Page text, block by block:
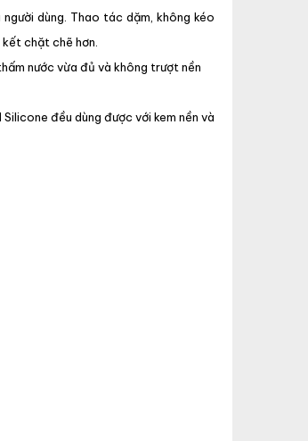
dùng. Thao tác dặm, không kéo
chặt chẽ hơn.
nước vừa đủ và không trượt nền
đều dùng được với kem nền và